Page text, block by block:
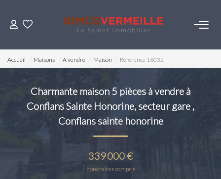
ACHETER
LOUER
ESTIMER
NOS SERVICES
Accueil Maisons A vendre Maison Référence 16032
Charmante maison 5 pièces à vendre à
Conflans Sainte Honorine, secteur gare ,
Conflans sainte honorine
339 000 €
honoraires compris